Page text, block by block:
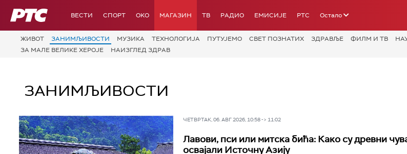
РТС ВЕСТИ СПОРТ OKO МАГАЗИН ТВ РАДИО ЕМИСИЈЕ РТС Остало
ЖИВОТ ЗАНИМЉИВОСТИ МУЗИКА ТЕХНОЛОГИЈA ПУТУЈЕМО СВЕТ ПОЗНАТИХ ЗДРАВЉЕ ФИЛМ И ТВ
ЗА МАЛЕ ВЕЛИКЕ ХЕРОЈЕ
НАИЗГЛЕД ЗДРАВ
ЗАНИМЉИВОСТИ
ЧЕТВРТАК, 06. АВГ 2026, 10:58 -> 11:02
Лавови, пси или митска бића: Како су древни
освајали Источну Азију